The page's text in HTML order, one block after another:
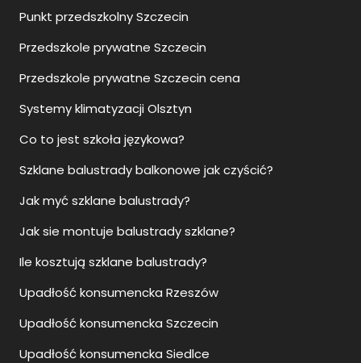
Punkt przedszkolny Szczecin
Przedszkole prywatne Szczecin
Przedszkole prywatne Szczecin cena
Systemy klimatyzacji Olsztyn
Co to jest szkoła językowa?
Szklane balustrady balkonowe jak czyścić?
Jak myć szklane balustrady?
Jak sie montuje balustrady szklane?
Ile kosztują szklane balustrady?
Upadłość konsumencka Rzeszów
Upadłość konsumencka Szczecin
Upadłość konsumencka Siedlce